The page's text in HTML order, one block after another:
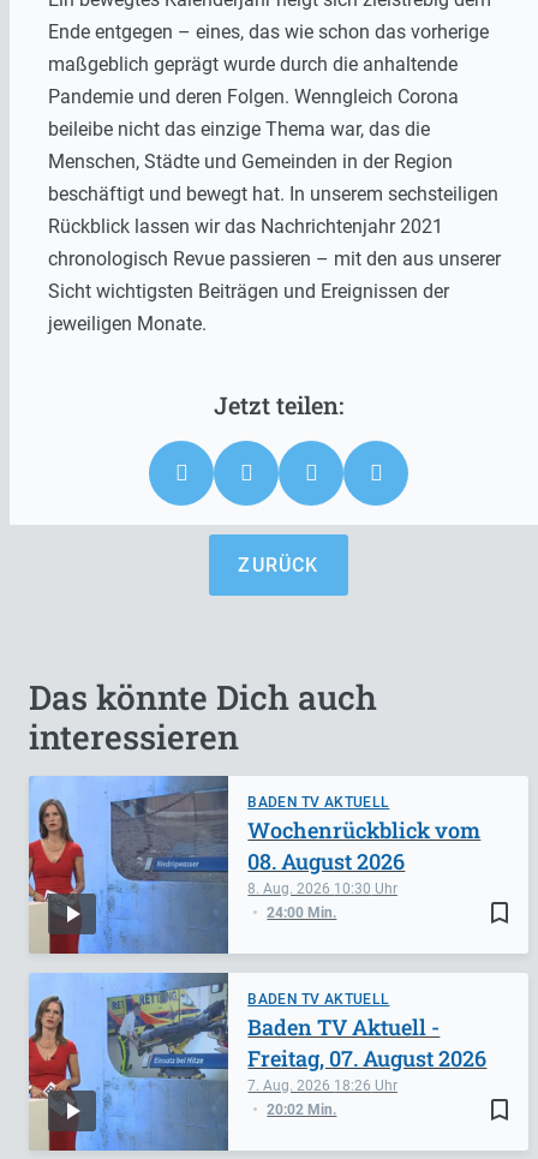
Ende entgegen – eines, das wie schon das vorherige
maßgeblich geprägt wurde durch die anhaltende
Pandemie und deren Folgen. Wenngleich Corona
beileibe nicht das einzige Thema war, das die
Menschen, Städte und Gemeinden in der Region
beschäftigt und bewegt hat. In unserem sechsteiligen
Rückblick lassen wir das Nachrichtenjahr 2021
chronologisch Revue passieren – mit den aus unserer
Sicht wichtigsten Beiträgen und Ereignissen der
jeweiligen Monate.
ZURÜCK
Das könnte Dich auch
interessieren
BADEN TV AKTUELL
bookmark_border
8. Aug. 2026 10:30
24:00 Min.
Wochenrückblick vom
08. August 2026
BADEN TV AKTUELL
bookmark_border
7. Aug. 2026 18:26
20:02 Min.
Baden TV Aktuell -
Freitag, 07. August 2026